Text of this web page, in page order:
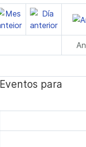
Eventos para